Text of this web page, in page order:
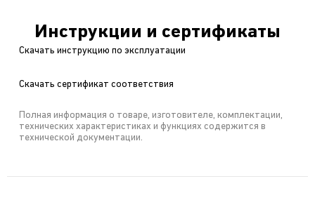
Инструкции и сертификаты
Скачать инструкцию по эксплуатации
Скачать сертификат соответствия
Полная информация о товаре, изготовителе, комплектации,
технических характеристиках и функциях содержится в
технической документации.